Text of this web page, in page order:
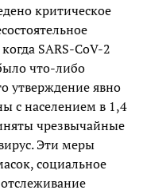
критическое
SARS-CoV-2
что-либо
утверждение явно
с населением в 1,4
чрезвычайные
Эти меры
социальное